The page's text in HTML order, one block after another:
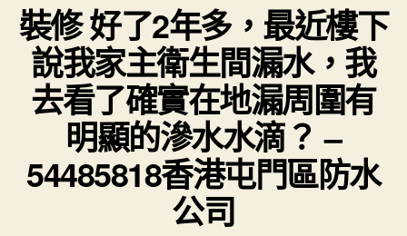
裝修 好了2年多，最近樓下
說我家主衛生間漏水，我
去看了確實在地漏周圍有
明顯的滲水水滴？ –
54485818香港屯門區防水
公司